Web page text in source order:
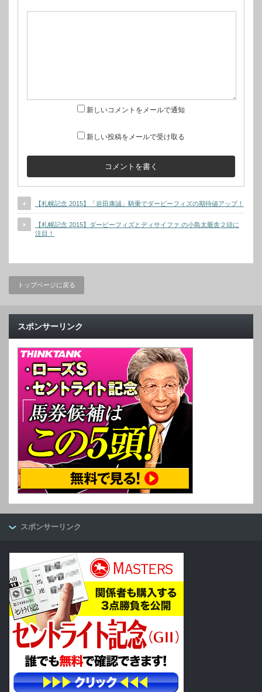
新しいコメントをメールで通知
新しい投稿をメールで受け取る
【札幌記念 2015】「岩田康誠」騎乗でダービーフィズの期待値アップ！
【札幌記念 2015】ダービーフィズとディサイファ の小島太厩舎２頭に
注目！
トップページに戻る
スポンサーリンク
スポンサーリンク